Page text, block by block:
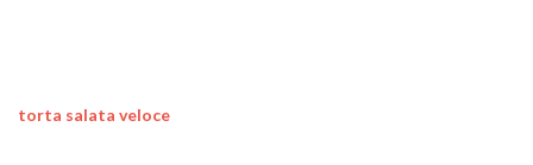
torta salata veloce